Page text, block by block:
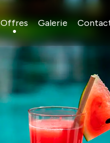
Offres Galerie